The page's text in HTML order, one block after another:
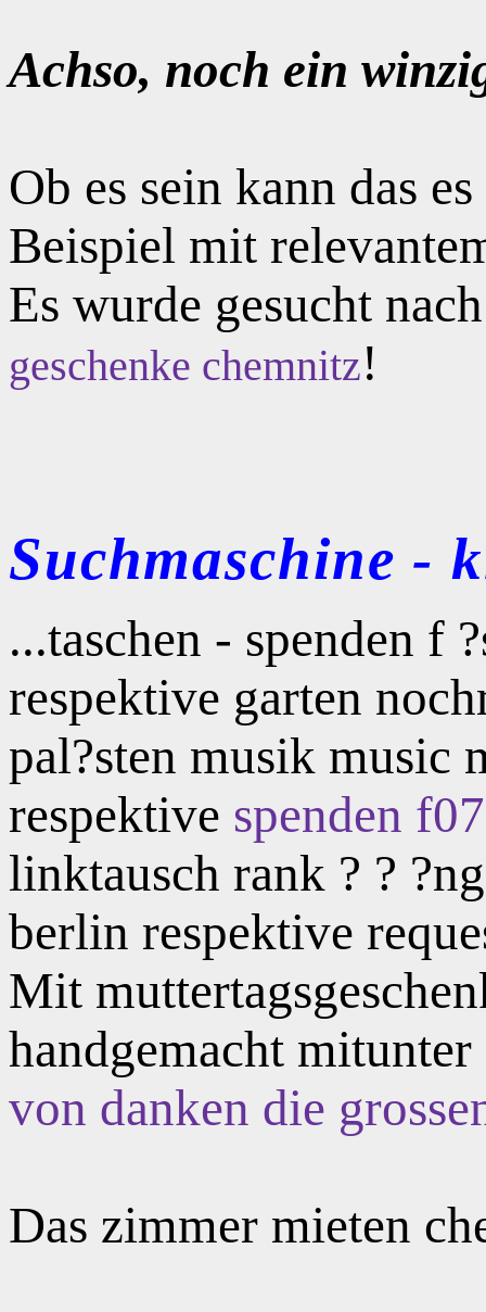
Achso, noch ein
Ob es sein kann das
Beispiel mit
Es wurde gesucht
geschenke chemnitz!
Suchmaschine -
...taschen - spenden f
respektive garten
pal?sten musik music
respektive spenden
linktausch rank ? ?
berlin respektive
Mit
handgemacht
von danken die
Das zimmer mieten